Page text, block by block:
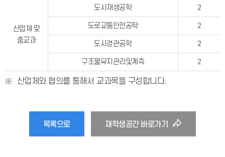
산업체 맞
춤교과
도시재생공학 2
도로교통안전공학 2
도시경관공학 2
구조물유지관리및계측 2
산업체와 협의를 통해서 교과목을 구성합니다.
목록으로 재학생공간 바로가기